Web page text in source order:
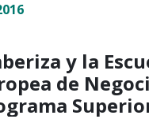
y la
de